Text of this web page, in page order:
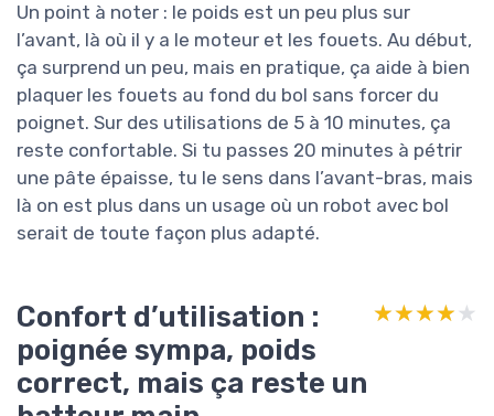
Un point à noter : le poids est un peu plus sur
l’avant, là où il y a le moteur et les fouets. Au début,
ça surprend un peu, mais en pratique, ça aide à bien
plaquer les fouets au fond du bol sans forcer du
poignet. Sur des utilisations de 5 à 10 minutes, ça
reste confortable. Si tu passes 20 minutes à pétrir
une pâte épaisse, tu le sens dans l’avant-bras, mais
là on est plus dans un usage où un robot avec bol
serait de toute façon plus adapté.
Confort d’utilisation :
poignée sympa, poids
correct, mais ça reste un
★★★★★
★★★★★